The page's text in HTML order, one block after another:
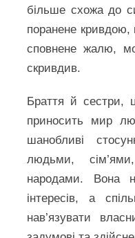
більше схожа до
поранене кривдою,
сповнене жалю,
скривдив.
Браття й сестри,
приносить мир
шанобливі
людьми,
народами. Вона
інтересів, а
нав’язувати